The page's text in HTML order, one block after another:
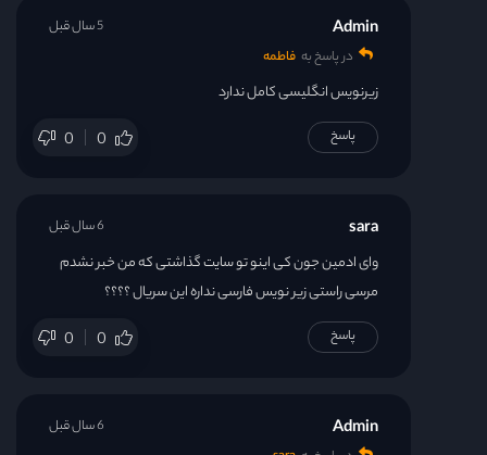
Admin
در پاسخ به فاطمه
زیرنویس انگلیسی کامل ندارد
0 0
5 سال قبل
پاسخ
sara
وای ادمین جون کی اینو تو سایت گذاشتی که من خبر نشدم
مرسی راستی زیر نویس فارسی نداره این سریال ؟؟؟؟
0 0
6 سال قبل
پاسخ
Admin 6 سال قبل